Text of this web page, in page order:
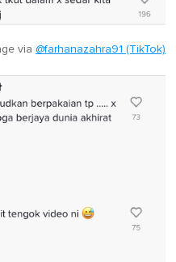
via @farhanazahra91 (TikTok)